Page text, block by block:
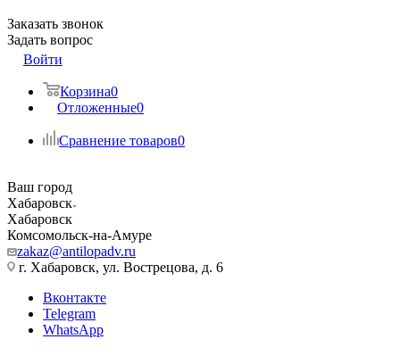
Заказать звонок
Задать вопрос
Войти
Корзина0
Отложенные0
Сравнение товаров0
Ваш город
Хабаровск
Хабаровск
Комсомольск-на-Амуре
zakaz@antilopadv.ru
г. Хабаровск, ул. Вострецова, д. 6
Вконтакте
Telegram
WhatsApp